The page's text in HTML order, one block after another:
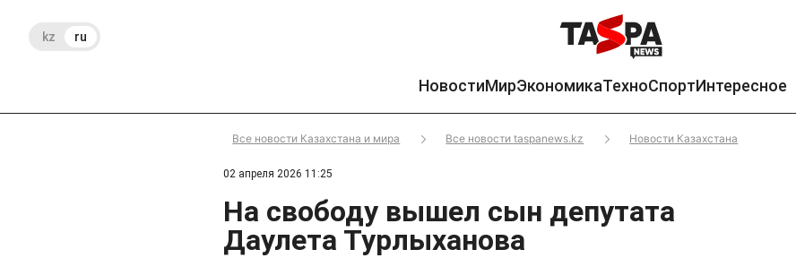
kz ru
НовостиМирЭкономикаТехноСпортИнтересное
Все новости Казахстана и мира Все новости taspanews.kz Новости Казахстана
02 апреля 2026 11:25
На свободу вышел сын депутата
Даулета Турлыханова